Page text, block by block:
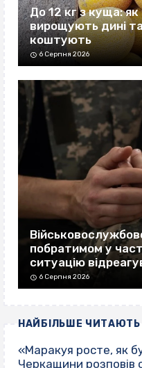
До 12 кг з куща:
вирощують дині
коштують
6 Серпня 2026
побратимом у
ситуацію
6 Серпня 2026
НАЙБІЛЬШЕ ЧИТАЮТЬ
«Маракуя росте, як
Черкащини розповів